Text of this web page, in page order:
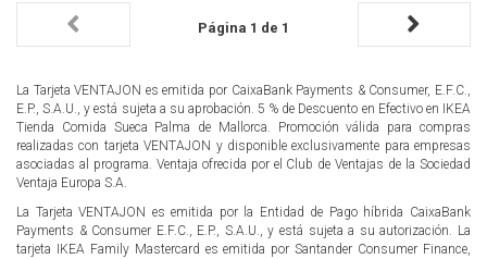
Página 1 de 1
La Tarjeta VENTAJON es emitida por CaixaBank Payments & Consumer, E.F.C.,
E.P., S.A.U., y está sujeta a su aprobación. 5 % de Descuento en Efectivo en IKEA
Tienda Comida Sueca Palma de Mallorca. Promoción válida para compras
realizadas con tarjeta VENTAJON y disponible exclusivamente para empresas
asociadas al programa. Ventaja ofrecida por el Club de Ventajas de la Sociedad
Ventaja Europa S.A.
La Tarjeta VENTAJON es emitida por la Entidad de Pago híbrida CaixaBank
Payments & Consumer E.F.C., E.P., S.A.U., y está sujeta a su autorización. La
tarjeta IKEA Family Mastercard es emitida por Santander Consumer Finance,